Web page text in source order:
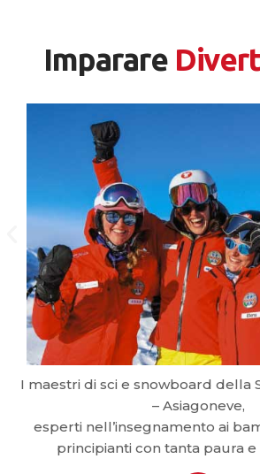
Imparare
I maestri di sci e snowboard della
– Asiagoneve,
esperti nell’insegnamento ai
principianti con tanta paura